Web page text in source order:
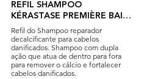
REFIL SHAMPOO
KÉRASTASE PREMIÈRE BAIN
DÉCALCIFIANT
RÉPARATEUR
Refil do Shampoo reparador
decalcificante para cabelos
danificados. Shampoo com dupla
ação que atua de dentro para fora
para remover o cálcio e fortalecer
cabelos danificados.